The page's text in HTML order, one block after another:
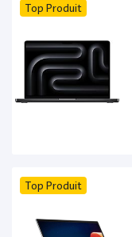
Top Produit
Top Produit